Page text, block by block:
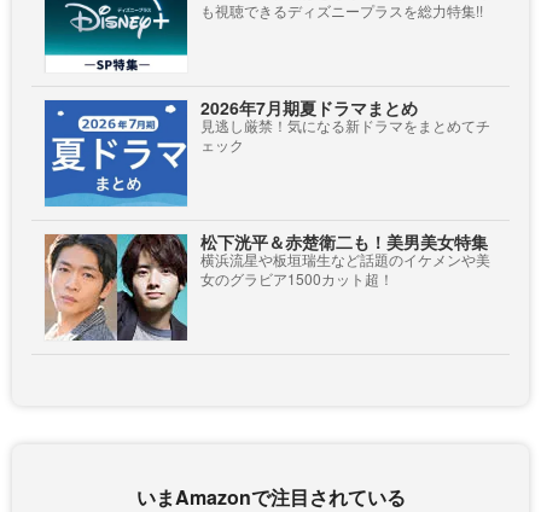
も視聴できるディズニープラスを総力特集!!
2026年7月期夏ドラマまとめ
見逃し厳禁！気になる新ドラマをまとめてチ
ェック
松下洸平＆赤楚衛二も！美男美女特集
横浜流星や板垣瑞生など話題のイケメンや美
女のグラビア1500カット超！
いまAmazonで注目されている